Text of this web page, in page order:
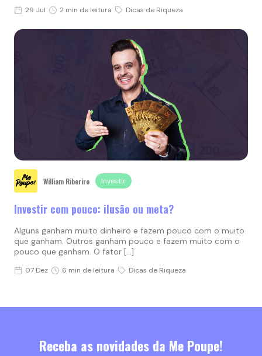
29 Jul 2 min de leitura Dicas de Riqueza
William Riberiro Investir
Investir com pouco: ilusão ou meta?
Alguns ganham muito dinheiro e fazem pouco com o muito
que ganham. Outros ganham pouco e fazem muito com o
pouco que ganham. O fator […]
07 Dez 6 min de leitura Dicas de Riqueza
Receba as novidades da Me Poupe!